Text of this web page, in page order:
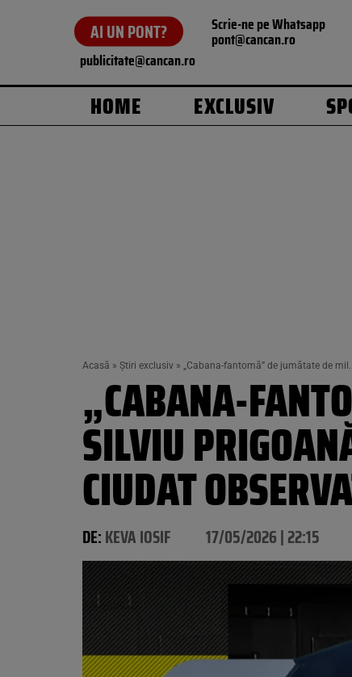
AI UN PONT? Scrie-ne pe Whatsapp
pont@cancan.ro
publicitate@cancan.ro
HOME EXCLUSIV
Acasă » Știri exclusiv » „Cabana-fantomă” de jumătate de
„CABANA-
SILVIU
CIUDAT
DE:KEVA IOSIF 17/05/2026 | 22:15